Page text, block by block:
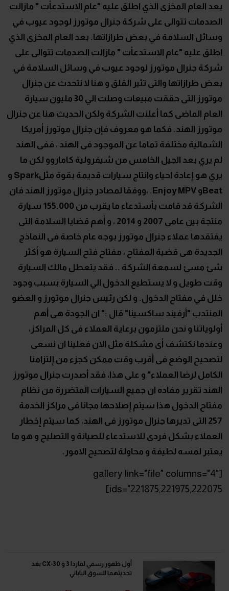
بعد العام المخزى الذي اطلق عليه "عام الاستدعأت " مازالت
الصدمات تتوالى على شركة جنرال موتورز لوجود عيوب في
وسائل السلامة في بعض طرازاتها. بعد العام المخزى الذي
اطلق عليه "عام الاستدعأت " مازالت الصدمات تتوالى على
شركة جنرال موتورز لوجود عيوب في وسائل السلامة في
بعض طرازاتها والتى تثير القلق و هنا لا نتحدث عن جنرال
موتورز التى حققت مبيعات وصلت الي 30 مليون سيارة
العام الماضى كما أعلنت الشركة ولكن الحديث هنا عن جنرال
موتورز الهند. فكما هو معروف فإن جنرال موتورز أمريكا
الشمالية مختلفة تماما عن الموجود فى الهند ، ففى الهند
لم يري بعد الجيل الخامس من شيفرولية كاماروو لكن ما
يري هو إعادة احياء وانتاج سيارات قديمة بقوة مثلSpark و
Beatو Enjoy MPV. ،ووفقا لمصادر جنرال موتورز الهند فان
الشركة قد قامت بأستدعاء ما يقرب من 155.000 سيارة
منتجة بين عامى 2007 و 2014 ، و أهم قضايا السلامة التى
يفتقدها عملاء جنرال موتورز بوجه عام خاصة فى النماذج
الجديدة هى قضية المفتاح ، مفتاح فتح السيارة هو أكثر
شئ مسئ لسمعة الشركة .. فقد يتعطل مالك السيارة
وقت طويل و لا يستطيع الدخول الي السيارة بسبب وجود
خلل في مفتاح الدخول. و لكن رئيس جنرال موتورز و العضو
المنتدب "أرفيند ساكسينا" قال :" ان الجودة هى أهم
أولوياتنا و نحن ملتزمون برعاية العملاء فى كل المراكز،
وعندما نكتشف أى مشكلة مثل الان فعلينا ان نسعى
لتصحيح الوضع فى أقرب وقت ممكن كجزء من إلتزامنا
الكامل لرضا العملاء" و على هذا، فقد أصدرت جنرال موتورز
الهند تقرير مفاده ان جميع السيارات المتضررة من نظام
مفتاح الدخول هذا سيتم إصلاحها مجانا فى مراكز الخدمة
257 التى تديرها جنرال موتورز فى الهند، كما سيتم إخطار
العملاء بشكل فردى للاستدعاء للصيانة و التصليح و هو ما
يعتبر لمسه لطيفة و محاولة لتصحيح الامور.
[gallery link="file" columns="4"
ids="221875,221975,222075]
أول ظهور رسمي لمازدا 3 و CX-30 بعد
تحديثهما للسوق الياباني